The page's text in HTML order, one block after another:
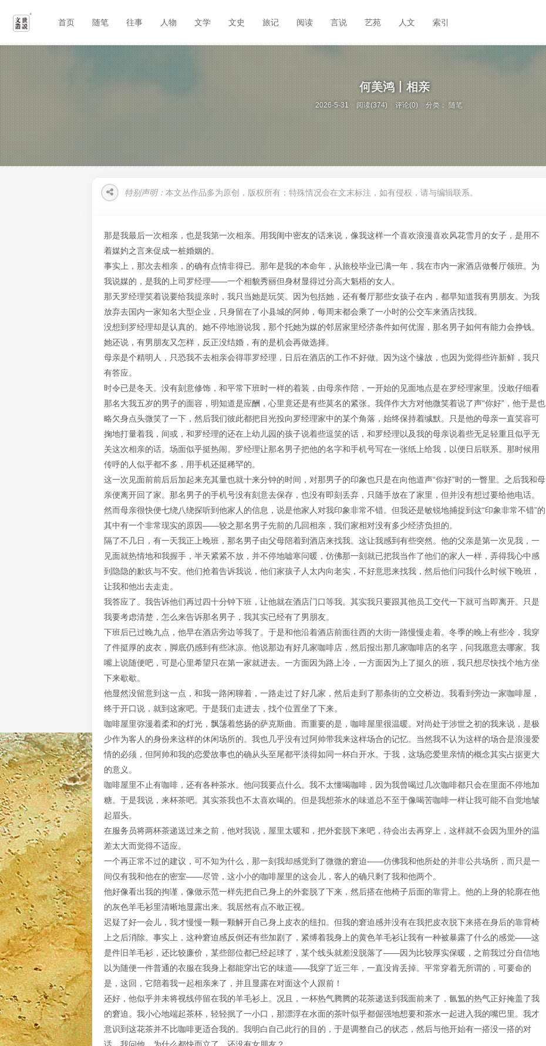
首页 随笔 往事 人物 文学 文史 旅记 阅读 言说 艺苑 人文 索引
何美鸿丨相亲
2026-5-31 阅读(374) 评论(0) 分类：随笔
特别声明： 本文丛作品多为原创，版权所有；特殊情况会在文末标注，如有侵权，请与编辑联系。
那是我最后一次相亲，也是我第一次相亲。用我闺中密友的话来说，像我这样一个喜欢浪漫喜欢风花雪月的女子，是用不
着媒妁之言来促成一桩婚姻的。
事实上，那次去相亲，的确有点情非得已。那年是我的本命年，从旅校毕业已满一年，我在市内一家酒店做餐厅领班。为
我说媒的，是我的上司罗经理——一个相貌秀丽但身材显得过分高大魁梧的女人。
那天罗经理笑着说要给我提亲时，我只当她是玩笑。因为包括她，还有餐厅那些女孩子在内，都早知道我有男朋友。为我
放弃去国内一家知名大型企业，只身留在了小县城的阿帅，每周末都会乘了一小时的公交车来酒店找我。
没想到罗经理却是认真的。她不停地游说我，那个托她为媒的邻居家里经济条件如何优渥，那名男子如何有能力会挣钱。
她还说，有男朋友又怎样，反正没结婚，有的是机会再做选择。
母亲是个精明人，只恐我不去相亲会得罪罗经理，日后在酒店的工作不好做。因为这个缘故，也因为觉得些许新鲜，我只
有答应。
时令已是冬天。没有刻意修饰，和平常下班时一样的着装，由母亲作陪，一开始的见面地点是在罗经理家里。没敢仔细看
那名大我五岁的男子的面容，明知道是应酬，心里竟还是有些莫名的紧张。我佯作大方对他微笑着说了声“你好”，他于是也
略欠身点头微笑了一下，然后我们彼此都把目光投向罗经理家中的某个角落，始终保持着缄默。只是他的母亲一直笑容可
掬地打量着我，间或，和罗经理的还在上幼儿园的孩子说着些逗笑的话，和罗经理以及我的母亲说着些无足轻重且似乎无
关这次相亲的话。场面似乎挺热闹。罗经理让那名男子把他的名字和手机号写在一张纸上给我，以便日后联系。那时候用
传呼的人似乎都不多，用手机还挺稀罕的。
这一次见面前前后后加起来充其量也就十来分钟的时间，对那男子的印象也只是在向他道声“你好”时的一瞥里。之后我和母
亲便离开回了家。那名男子的手机号没有刻意去保存，也没有即刻丢弃，只随手放在了家里，但并没有想过要给他电话。
然而母亲很快便七绕八绕探听到他家人的信息，说是他家人对我印象非常不错。但我还是敏锐地捕捉到这“印象非常不错”的
其中有一个非常现实的原因——较之那名男子先前的几回相亲，我们家相对没有多少经济负担的。
隔了不几日，有一天我正上晚班，那名男子由父母陪着到酒店来找我。这让我感到有些突然。他的父亲是第一次见我，一
见面就热情地和我握手，半天紧紧不放，并不停地嘘寒问暖，仿佛那一刻就已把我当作了他们的家人一样，弄得我心中感
到隐隐的歉疚与不安。他们抢着告诉我说，他们家孩子人太内向老实，不好意思来找我，然后他们问我什么时候下晚班，
让我和他出去走走。
我答应了。我告诉他们再过四十分钟下班，让他就在酒店门口等我。其实我只要跟其他员工交代一下就可当即离开。只是
我要考虑清楚，怎么来告诉那名男子，我其实已经有了男朋友。
下班后已过晚九点，他早在酒店旁边等我了。于是和他沿着酒店前面往西的大街一路慢慢走着。冬季的晚上有些冷，我穿
了件挺厚的皮衣，脚底仍感到有些冰凉。他说那边有好几家咖啡店，然后报出那几家咖啡店的名字，问我愿意去哪家。我
嘴上说随便吧，可是心里希望只在第一家就进去。一方面因为路上冷，一方面因为上了挺久的班，我只想尽快找个地方坐
下来歇歇。
他显然没留意到这一点，和我一路闲聊着，一路走过了好几家，然后走到了那条街的立交桥边。我看到旁边一家咖啡屋，
终于开口说，就到这家吧。于是我们走进去，找个位置坐了下来。
咖啡屋里弥漫着柔和的灯光，飘荡着悠扬的萨克斯曲。而重要的是，咖啡屋里很温暖。对尚处于涉世之初的我来说，是极
少作为客人的身份来这样的休闲场所的。我也几乎没有过阿帅带我来这样场合的记忆。当然我不认为这样的场合是浪漫爱
情的必须，但阿帅和我的恋爱故事也的确从头至尾都平淡得如同一杯白开水。于我，这场恋爱里亲情的概念其实占据更大
的意义。
咖啡屋里不止有咖啡，还有各种茶水。他问我要点什么。我不太懂喝咖啡，因为我曾喝过几次咖啡都只会在里面不停地加
糖。于是我说，来杯茶吧。其实茶我也不太喜欢喝的。但是我想茶水的味道总不至于像喝苦咖啡一样让我可能不自觉地皱
起眉头。
在服务员将两杯茶递送过来之前，他对我说，屋里太暖和，把外套脱下来吧，待会出去再穿上，这样就不会因为里外的温
差太大而觉得不适应。
一个再正常不过的建议，可不知为什么，那一刻我却感觉到了微微的窘迫——仿佛我和他所处的并非公共场所，而只是一
间仅有我和他在的密室——尽管，这小小的咖啡屋里的这会儿，客人的确只剩了我和他两个。
他好像看出我的拘谨，像做示范一样先把自己身上的外套脱了下来，然后搭在他椅子后面的靠背上。他的上身的轮廓在他
的灰色羊毛衫里清晰地显露出来。我居然有点不敢正视。
迟疑了好一会儿，我才慢慢一颗一颗解开自己身上皮衣的纽扣。但我的窘迫感并没有在我把皮衣脱下来搭在身后的靠背椅
上之后消除。事实上，这种窘迫感反倒还有些加剧了，紧缚着我身上的黄色羊毛衫让我有一种被暴露了什么的感觉——这
是件旧羊毛衫，还比较廉价，某些部位都已经起球了，某个线头就差没脱落了——因为比较厚实保暖，之前我过分自信地
以为随便一件普通的衣服在我身上都能穿出它的味道——我穿了近三年，一直没肯丢掉。平常穿着无所谓的，可要命的
是，这回，它陪着我一起相亲来了，并且显露在对面这个人跟前！
还好，他似乎并未将视线停留在我的羊毛衫上。况且，一杯热气腾腾的花茶递送到我面前来了，氤氲的热气正好掩盖了我
的窘迫。我小心地端起茶杯，轻轻抿了一小口，那漂浮在水面的茶叶似乎都倔强地想要和茶水一起进入我的嘴巴里。我才
意识到这花茶并不比咖啡更适合我的。我明白自己此行的目的，于是调整自己的状态，然后与他开始有一搭没一搭的对